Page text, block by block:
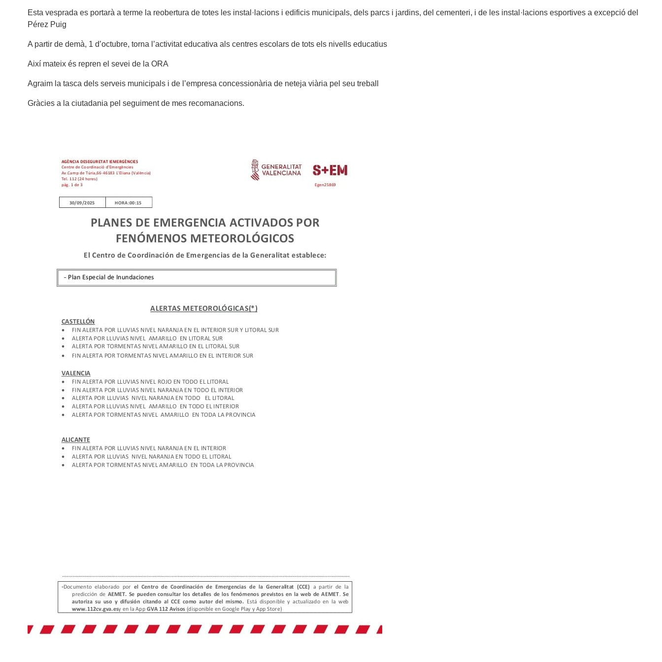
Esta vesprada es portarà a terme la reobertura de totes les instal·lacions i edificis municipals, dels parcs i jardins, del cementeri, i de les instal·lacions esportives a excepció del
Pérez Puig
A partir de demà, 1 d’octubre, torna l’activitat educativa als centres escolars de tots els nivells educatius
Així mateix és repren el sevei de la ORA
Agraim la tasca dels serveis municipals i de l’empresa concessionària de neteja viària pel seu treball
Gràcies a la ciutadania pel seguiment de mes recomanacions.